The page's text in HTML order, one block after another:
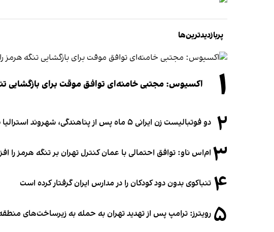
پربازدیدترین‌ها
۱ اکسیوس: مجتبی خامنه‌ای توافق موقت برای بازگشایی
۲ دو فوتبالیست زن ایرانی ۵ ماه پس از پناهندگی، شهروند استرالیا شدند
۳ ام‌اس ناو: توافق احتمالی با عمان کنترل تهران بر تنگه هرمز را
۴ تنباکوی بدون دود کودکان را در مدارس ایران گرفتار کرده است
۵ رویترز: ترامپ پس از تهدید تهران به حمله به زیرساخت‌های